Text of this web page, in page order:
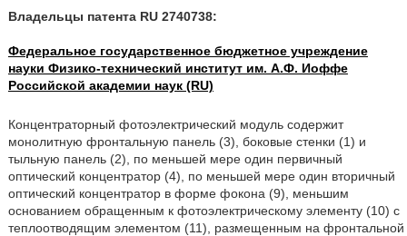
Владельцы патента RU 2740738:
Федеральное государственное бюджетное учреждение
науки Физико-технический институт им. А.Ф. Иоффе
Российской академии наук (RU)
Концентраторный фотоэлектрический модуль содержит
монолитную фронтальную панель (3), боковые стенки (1) и
тыльную панель (2), по меньшей мере один первичный
оптический концентратор (4), по меньшей мере один вторичный
оптический концентратор в форме фокона (9), меньшим
основанием обращенным к фотоэлектрическому элементу (10) с
теплоотводящим элементом (11), размещенным на фронтальной